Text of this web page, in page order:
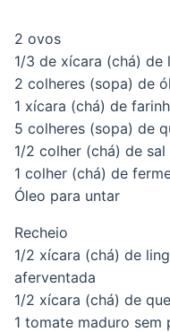
2 ovos
1/3 de xícara (chá) de
2 colheres (sopa) de
1 xícara (chá) de
5 colheres (sopa) de
1/2 colher (chá) de sal
1 colher (chá) de
Óleo para untar
Recheio
1/2 xícara (chá) de
aferventada
1/2 xícara (chá) de
1 tomate maduro sem